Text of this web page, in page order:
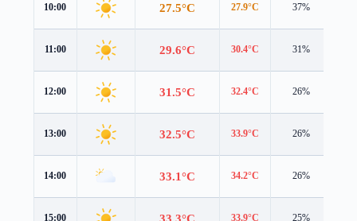
10:00 27.5°C 27.9°C 37%
11:00 29.6°C 30.4°C 31%
12:00 31.5°C 32.4°C 26%
13:00 32.5°C 33.9°C 26%
14:00 33.1°C 34.2°C 26%
15:00 33.9°C 25%